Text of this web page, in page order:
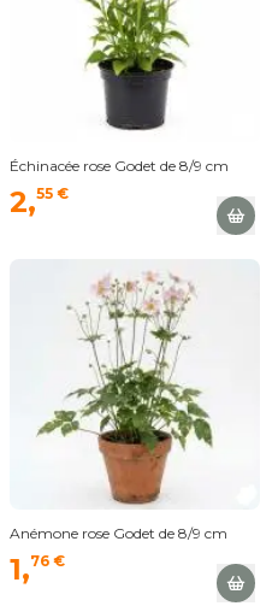
Échinacée rose Godet de 8/9 cm
2,55 €
Anémone rose Godet de 8/9 cm
1,76 €